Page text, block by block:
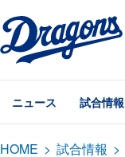
ニュース 試合情報
HOME > 試合情報 >